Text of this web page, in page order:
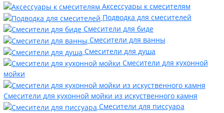
Аксессуары к смесителям
Подводка для смесителей
Смесители для биде
Смесители для ванны
Смесители для душа
Смесители для кухонной
мойки
Смесители для кухонной мойки из искуственного камня
Смесители для писсуара